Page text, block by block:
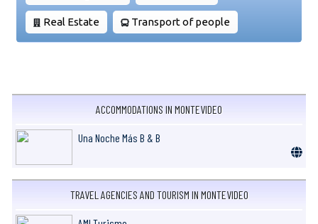
Real Estate Transport of people
ACCOMMODATIONS IN MONTEVIDEO
Una Noche Más B & B
TRAVEL AGENCIES AND TOURISM IN MONTEVIDEO